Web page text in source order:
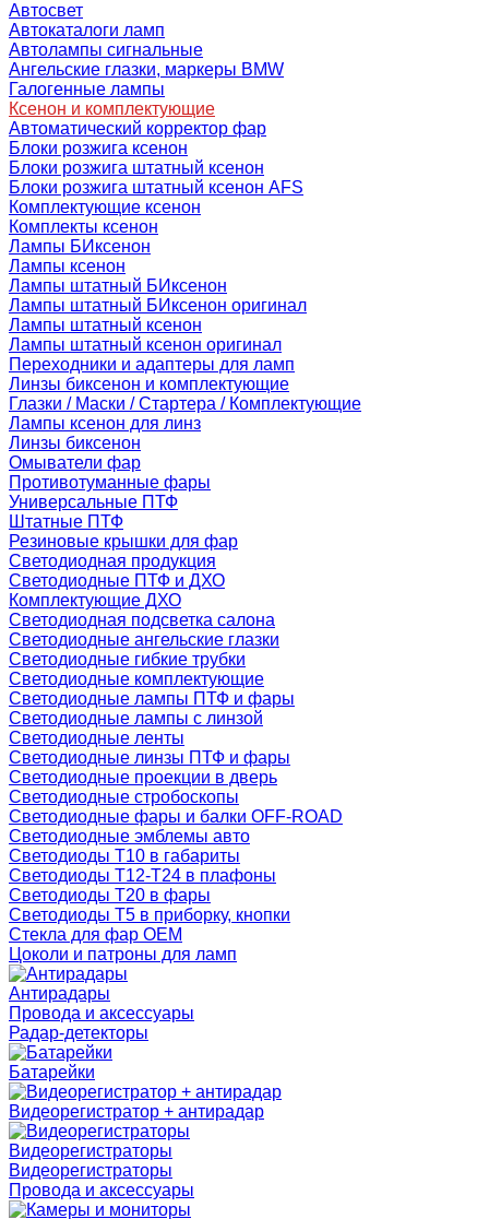
Автосвет
Автокаталоги ламп
Автолампы сигнальные
Ангельские глазки, маркеры BMW
Галогенные лампы
Ксенон и комплектующие
Автоматический корректор фар
Блоки розжига ксенон
Блоки розжига штатный ксенон
Блоки розжига штатный ксенон AFS
Комплектующие ксенон
Комплекты ксенон
Лампы БИксенон
Лампы ксенон
Лампы штатный БИксенон
Лампы штатный БИксенон оригинал
Лампы штатный ксенон
Лампы штатный ксенон оригинал
Переходники и адаптеры для ламп
Линзы биксенон и комплектующие
Глазки / Маски / Стартера / Комплектующие
Лампы ксенон для линз
Линзы биксенон
Омыватели фар
Противотуманные фары
Универсальные ПТФ
Штатные ПТФ
Резиновые крышки для фар
Светодиодная продукция
Светодиодные ПТФ и ДХО
Комплектующие ДХО
Светодиодная подсветка салона
Светодиодные ангельские глазки
Светодиодные гибкие трубки
Светодиодные комплектующие
Светодиодные лампы ПТФ и фары
Светодиодные лампы с линзой
Светодиодные ленты
Светодиодные линзы ПТФ и фары
Светодиодные проекции в дверь
Светодиодные стробоскопы
Светодиодные фары и балки OFF-ROAD
Светодиодные эмблемы авто
Светодиоды T10 в габариты
Светодиоды T12-T24 в плафоны
Светодиоды T20 в фары
Светодиоды T5 в приборку, кнопки
Стекла для фар OEM
Цоколи и патроны для ламп
Антирадары
Провода и аксессуары
Радар-детекторы
Батарейки
Видеорегистратор + антирадар
Видеорегистраторы
Видеорегистраторы
Провода и аксессуары